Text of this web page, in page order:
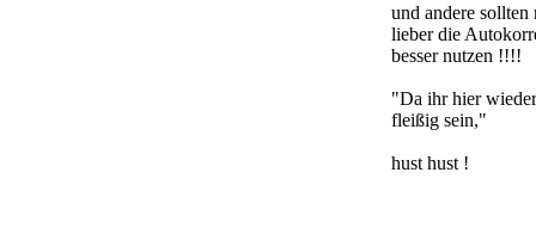
und andere sollten
lieber die
besser nutzen !!!!
"Da ihr hier
fleißig sein,"
hust hust !